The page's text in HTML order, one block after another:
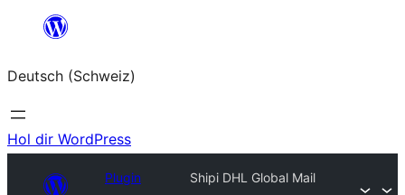
springen
Deutsch (Schweiz)
Hol dir WordPress
Plugin
Shipi DHL Global Mail